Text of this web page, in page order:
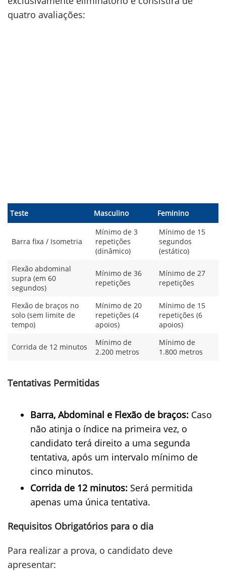
quatro avaliações:
Teste Masculino Feminino
Barra fixa / Isometria
Mínimo de 3
repetições
(dinâmico)
Mínimo de 15
segundos
(estático)
Flexão abdominal
supra (em 60
segundos)
Mínimo de 36
repetições
Mínimo de 27
repetições
Flexão de braços no
solo (sem limite de
tempo)
Mínimo de 20
repetições (4
apoios)
Mínimo de 15
repetições (6
apoios)
Corrida de 12 minutos
Mínimo de
2.200 metros
Mínimo de
1.800 metros
Tentativas Permitidas
Barra, Abdominal e Flexão de braços: Caso
não atinja o índice na primeira vez, o
candidato terá direito a uma segunda
tentativa, após um intervalo mínimo de
cinco minutos.
Corrida de 12 minutos: Será permitida
apenas uma única tentativa.
Requisitos Obrigatórios para o dia
Para realizar a prova, o candidato deve
apresentar: